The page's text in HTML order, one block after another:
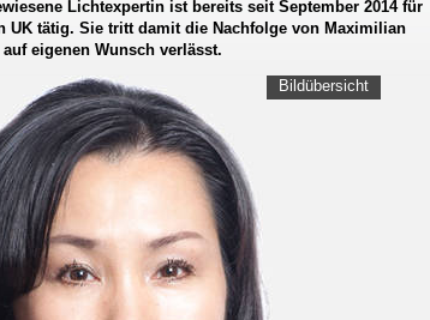
Lichtexpertin ist bereits seit September 2014 für
UK tätig. Sie tritt damit die Nachfolge von Maximilian
eigenen Wunsch verlässt.
Bildübersicht